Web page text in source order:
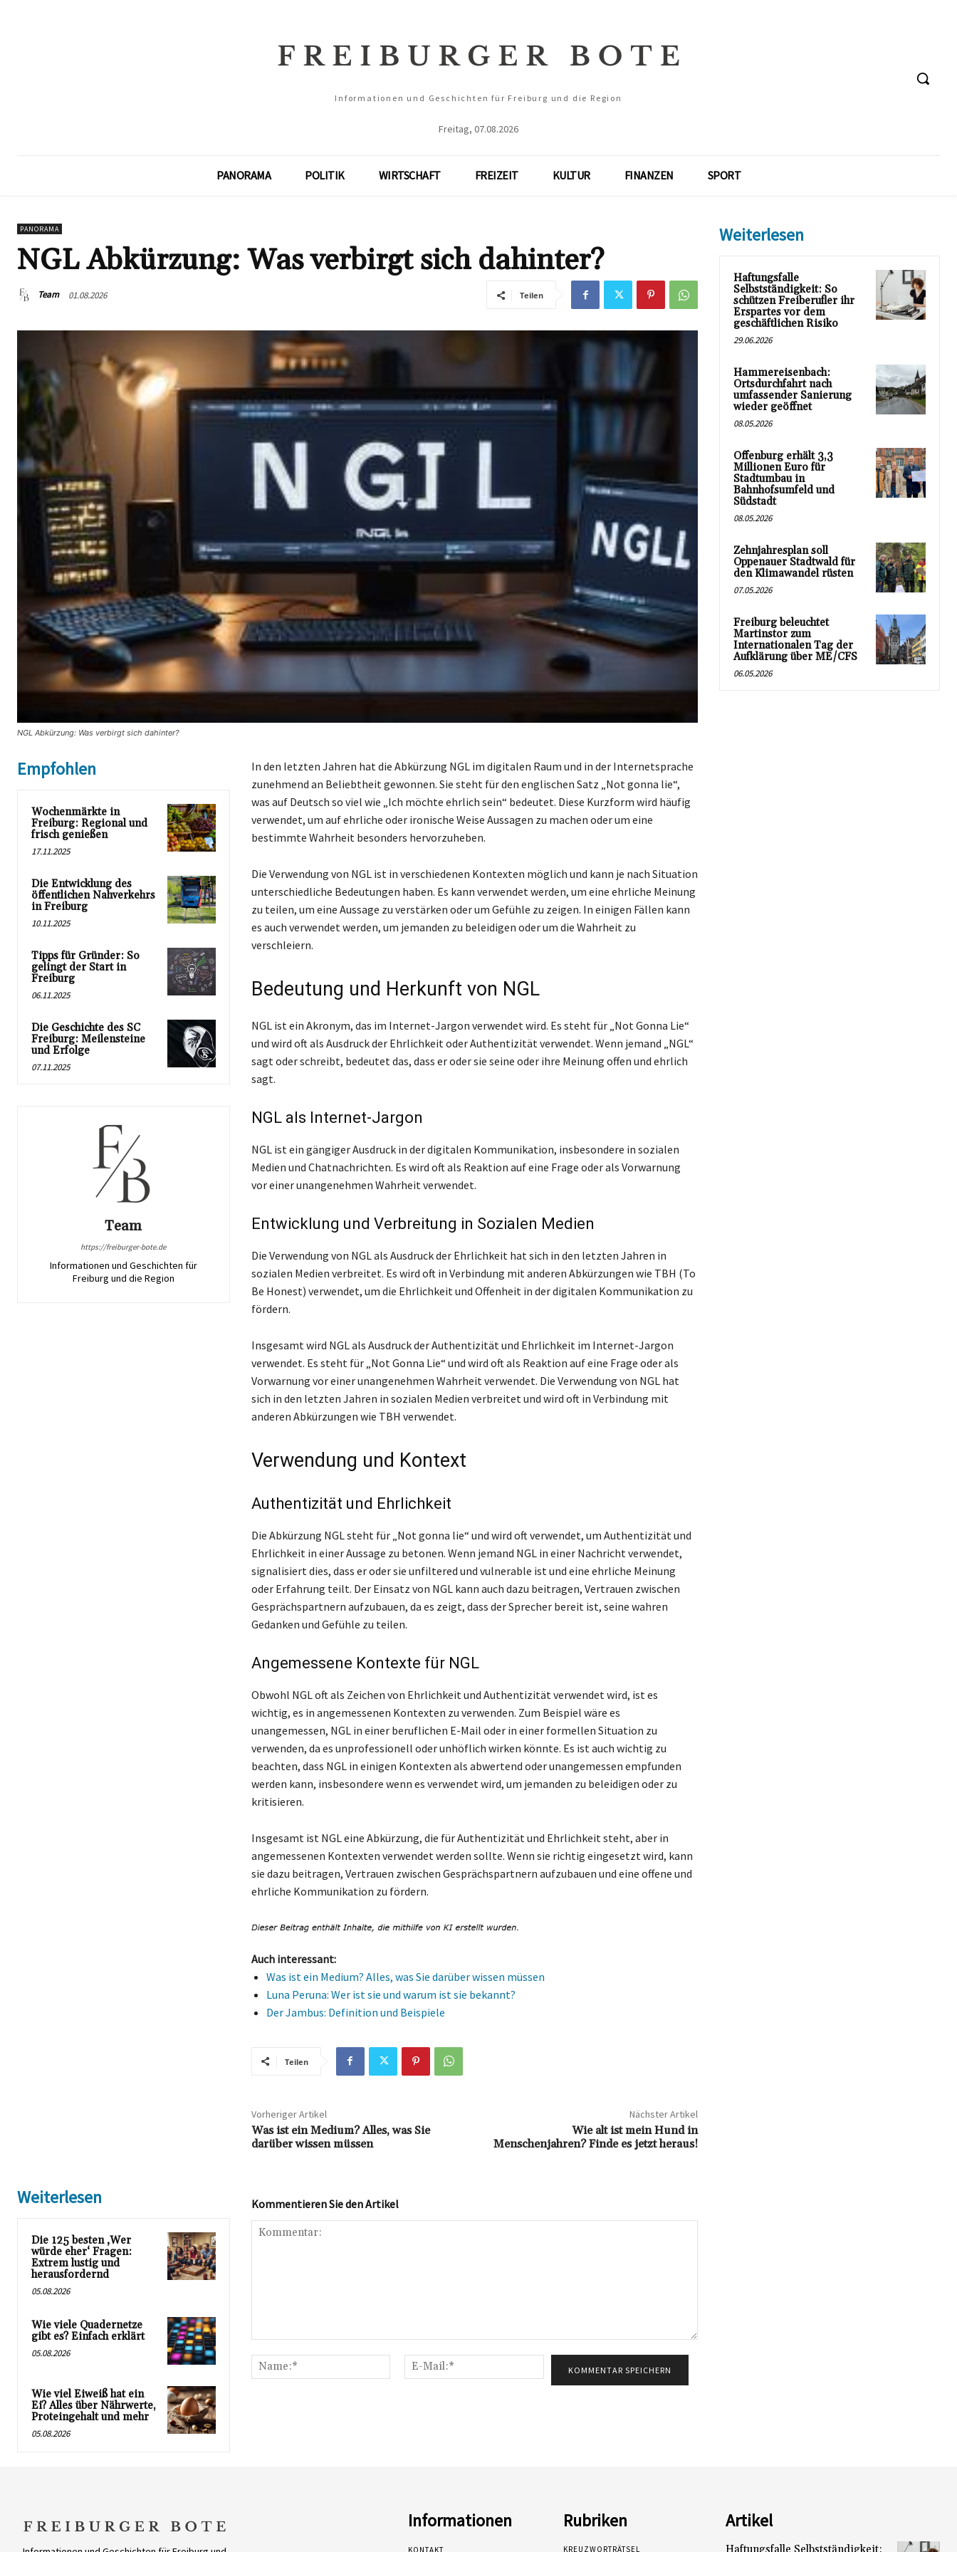
Informationen und Geschichten für Freiburg und die Region
Freitag, 07.08.2026
PANORAMA POLITIK WIRTSCHAFT FREIZEIT KULTUR FINANZEN SPORT
PANORAMA
NGL Abkürzung: Was verbirgt sich dahinter?
Team 01.08.2026 Teilen
NGL Abkürzung: Was verbirgt sich dahinter?
Empfohlen
Wochenmärkte in
Freiburg: Regional und
frisch genießen
17.11.2025
Die Entwicklung des
öffentlichen Nahverkehrs
in Freiburg
10.11.2025
Tipps für Gründer: So
gelingt der Start in
Freiburg
06.11.2025
Die Geschichte des SC
Freiburg: Meilensteine
und Erfolge
07.11.2025
Team
https://freiburger-bote.de
Informationen und Geschichten für
Freiburg und die Region
In den letzten Jahren hat die Abkürzung NGL im digitalen Raum und in der Internetsprache
zunehmend an Beliebtheit gewonnen. Sie steht für den englischen Satz „Not gonna lie“,
was auf Deutsch so viel wie „Ich möchte ehrlich sein“ bedeutet. Diese Kurzform wird häufig
verwendet, um auf ehrliche oder ironische Weise Aussagen zu machen oder um eine
bestimmte Wahrheit besonders hervorzuheben.
Die Verwendung von NGL ist in verschiedenen Kontexten möglich und kann je nach Situation
unterschiedliche Bedeutungen haben. Es kann verwendet werden, um eine ehrliche Meinung
zu teilen, um eine Aussage zu verstärken oder um Gefühle zu zeigen. In einigen Fällen kann
es auch verwendet werden, um jemanden zu beleidigen oder um die Wahrheit zu
verschleiern.
Bedeutung und Herkunft von NGL
NGL ist ein Akronym, das im Internet-Jargon verwendet wird. Es steht für „Not Gonna Lie“
und wird oft als Ausdruck der Ehrlichkeit oder Authentizität verwendet. Wenn jemand „NGL“
sagt oder schreibt, bedeutet das, dass er oder sie seine oder ihre Meinung offen und ehrlich
sagt.
NGL als Internet-Jargon
NGL ist ein gängiger Ausdruck in der digitalen Kommunikation, insbesondere in sozialen
Medien und Chatnachrichten. Es wird oft als Reaktion auf eine Frage oder als Vorwarnung
vor einer unangenehmen Wahrheit verwendet.
Entwicklung und Verbreitung in Sozialen Medien
Die Verwendung von NGL als Ausdruck der Ehrlichkeit hat sich in den letzten Jahren in
sozialen Medien verbreitet. Es wird oft in Verbindung mit anderen Abkürzungen wie TBH (To
Be Honest) verwendet, um die Ehrlichkeit und Offenheit in der digitalen Kommunikation zu
fördern.
Insgesamt wird NGL als Ausdruck der Authentizität und Ehrlichkeit im Internet-Jargon
verwendet. Es steht für „Not Gonna Lie“ und wird oft als Reaktion auf eine Frage oder als
Vorwarnung vor einer unangenehmen Wahrheit verwendet. Die Verwendung von NGL hat
sich in den letzten Jahren in sozialen Medien verbreitet und wird oft in Verbindung mit
anderen Abkürzungen wie TBH verwendet.
Verwendung und Kontext
Authentizität und Ehrlichkeit
Die Abkürzung NGL steht für „Not gonna lie“ und wird oft verwendet, um Authentizität und
Ehrlichkeit in einer Aussage zu betonen. Wenn jemand NGL in einer Nachricht verwendet,
signalisiert dies, dass er oder sie unfiltered und vulnerable ist und eine ehrliche Meinung
oder Erfahrung teilt. Der Einsatz von NGL kann auch dazu beitragen, Vertrauen zwischen
Gesprächspartnern aufzubauen, da es zeigt, dass der Sprecher bereit ist, seine wahren
Gedanken und Gefühle zu teilen.
Angemessene Kontexte für NGL
Obwohl NGL oft als Zeichen von Ehrlichkeit und Authentizität verwendet wird, ist es
wichtig, es in angemessenen Kontexten zu verwenden. Zum Beispiel wäre es
unangemessen, NGL in einer beruflichen E-Mail oder in einer formellen Situation zu
verwenden, da es unprofessionell oder unhöflich wirken könnte. Es ist auch wichtig zu
beachten, dass NGL in einigen Kontexten als abwertend oder unangemessen empfunden
werden kann, insbesondere wenn es verwendet wird, um jemanden zu beleidigen oder zu
kritisieren.
Insgesamt ist NGL eine Abkürzung, die für Authentizität und Ehrlichkeit steht, aber in
angemessenen Kontexten verwendet werden sollte. Wenn sie richtig eingesetzt wird, kann
sie dazu beitragen, Vertrauen zwischen Gesprächspartnern aufzubauen und eine offene und
ehrliche Kommunikation zu fördern.
Auch interessant:
Was ist ein Medium? Alles, was Sie darüber wissen müssen
Luna Peruna: Wer ist sie und warum ist sie bekannt?
Der Jambus: Definition und Beispiele
Teilen
Vorheriger Artikel
Was ist ein Medium? Alles, was Sie
darüber wissen müssen
Nächster Artikel
Wie alt ist mein Hund in
Menschenjahren? Finde es jetzt heraus!
Weiterlesen
Die 125 besten ‚Wer
würde eher‘ Fragen:
Extrem lustig und
herausfordernd
05.08.2026
Wie viele Quadernetze
gibt es? Einfach erklärt
05.08.2026
Wie viel Eiweiß hat ein
Ei? Alles über Nährwerte,
Proteingehalt und mehr
05.08.2026
Kommentieren Sie den Artikel
Name:*
Mail:*
Weiterlesen
Haftungsfalle
Selbstständigkeit: So
schützen Freiberufler ihr
Erspartes vor dem
geschäftlichen Risiko
29.06.2026
Hammereisenbach:
Ortsdurchfahrt nach
umfassender Sanierung
wieder geöffnet
08.05.2026
Offenburg erhält 3,3
Millionen Euro für
Stadtumbau in
Bahnhofsumfeld und
Südstadt
08.05.2026
Zehnjahresplan soll
Oppenauer Stadtwald für
den Klimawandel rüsten
07.05.2026
Freiburg beleuchtet
Martinstor zum
Internationalen Tag der
Aufklärung über ME/CFS
06.05.2026
Informationen
KONTAKT
Rubriken
KREUZWORTRÄTSEL
Artikel